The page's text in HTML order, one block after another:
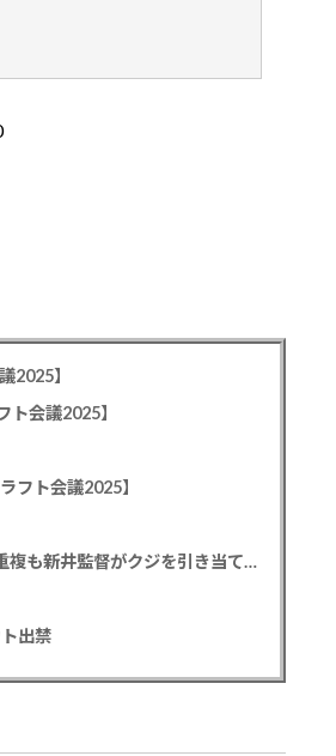
2025】
会議2025】
フト会議2025】
カープドラ1平川蓮！187cmのスイッチヒッター！立石正広を外し2度目の重複も新井監督がクジを引き当てる！【ドラフト会議2025】
出禁